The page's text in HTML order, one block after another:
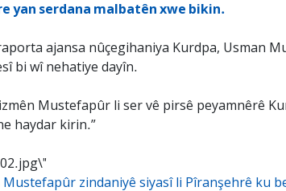
yan serdana malbatên xwe bikin.
ajansa nûçegihaniya Kurdpa, Usman
bi wî nehatiye dayîn.
Mustefapûr li ser vê pirsê peyamnêrê
haydar kirin.”
Mustefapûr zindaniyê siyasî li Pîranşehrê ku